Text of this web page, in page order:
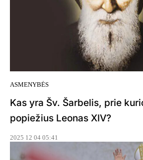
ASMENYBĖS
Kas yra Šv. Šarbelis, prie
popiežius Leonas XIV?
2025 12 04 05:41